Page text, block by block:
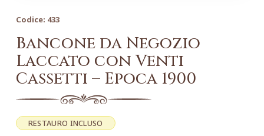
Codice: 433
Bancone da Negozio
Laccato con Venti
Cassetti – Epoca 1900
RESTAURO INCLUSO